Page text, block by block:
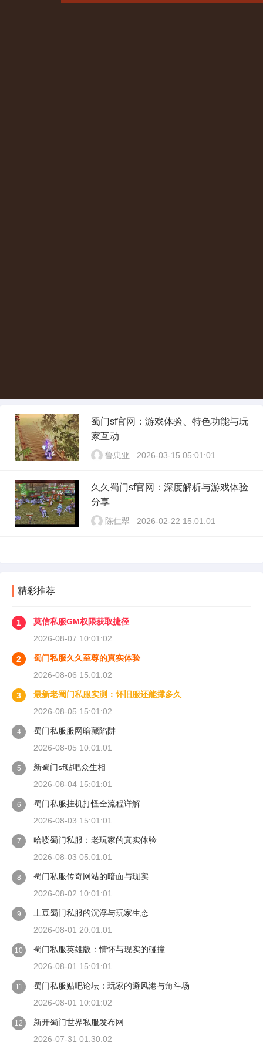
蜀门sf官网：游戏体验、特色功能与玩
家互动
鲁忠亚 2026-03-15 05:01:01
久久蜀门sf官网：深度解析与游戏体验
分享
陈仁翠 2026-02-22 15:01:01
精彩推荐
1
莫信私服GM权限获取捷径
2026-08-07 10:01:02
2
蜀门私服久久至尊的真实体验
2026-08-06 15:01:02
3
最新老蜀门私服实测：怀旧服还能撑多久
2026-08-05 15:01:02
4
蜀门私服服网暗藏陷阱
2026-08-05 10:01:01
5
新蜀门sf贴吧众生相
2026-08-04 15:01:01
6
蜀门私服挂机打怪全流程详解
2026-08-03 15:01:01
7
哈喽蜀门私服：老玩家的真实体验
2026-08-03 05:01:01
8
蜀门私服传奇网站的暗面与现实
2026-08-02 10:01:01
9
土豆蜀门私服的沉浮与玩家生态
2026-08-01 20:01:01
10
蜀门私服英雄版：情怀与现实的碰撞
2026-08-01 15:01:01
11
蜀门私服贴吧论坛：玩家的避风港与角斗场
2026-08-01 10:01:02
12
新开蜀门世界私服发布网
2026-07-31 01:30:02